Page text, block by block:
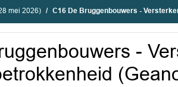
mei 2026) C16 De Bruggenbouwers - Versterken
-